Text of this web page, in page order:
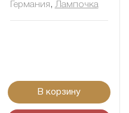
Германия , Лампочка
В корзину